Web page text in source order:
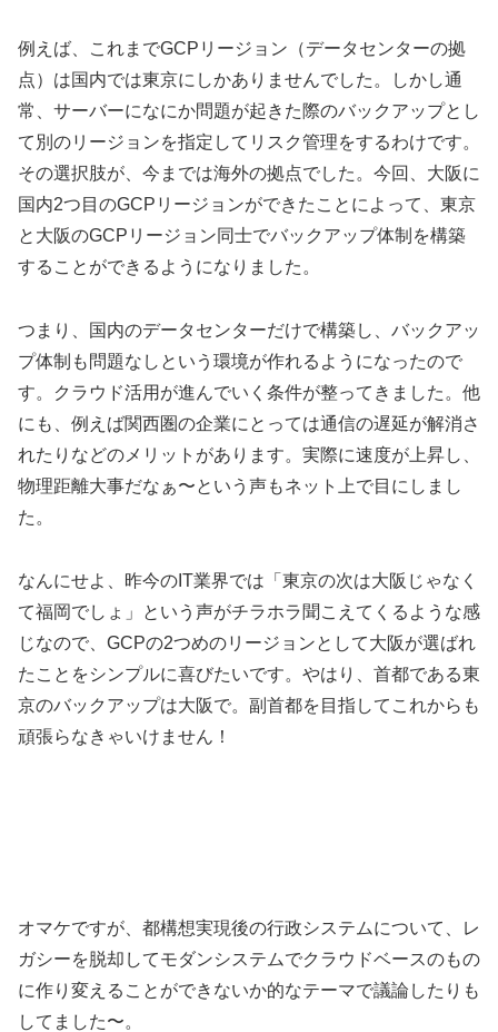
例えば、これまでGCPリージョン（データセンターの拠
点）は国内では東京にしかありませんでした。しかし通
常、サーバーになにか問題が起きた際のバックアップとし
て別のリージョンを指定してリスク管理をするわけです。
その選択肢が、今までは海外の拠点でした。今回、大阪に
国内2つ目のGCPリージョンができたことによって、東京
と大阪のGCPリージョン同士でバックアップ体制を構築
することができるようになりました。
つまり、国内のデータセンターだけで構築し、バックアッ
プ体制も問題なしという環境が作れるようになったので
す。クラウド活用が進んでいく条件が整ってきました。他
にも、例えば関西圏の企業にとっては通信の遅延が解消さ
れたりなどのメリットがあります。実際に速度が上昇し、
物理距離大事だなぁ〜という声もネット上で目にしまし
た。
なんにせよ、昨今のIT業界では「東京の次は大阪じゃなく
て福岡でしょ」という声がチラホラ聞こえてくるような感
じなので、GCPの2つめのリージョンとして大阪が選ばれ
たことをシンプルに喜びたいです。やはり、首都である東
京のバックアップは大阪で。副首都を目指してこれからも
頑張らなきゃいけません！
オマケですが、都構想実現後の行政システムについて、レ
ガシーを脱却してモダンシステムでクラウドベースのもの
に作り変えることができないか的なテーマで議論したりも
してました〜。